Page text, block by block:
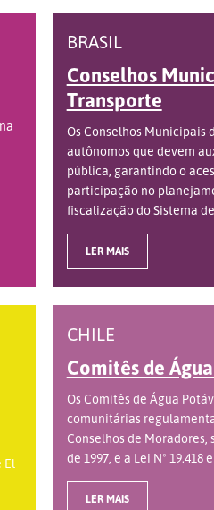
BRASIL
Conselhos
Transporte
Os Conselhos Municipais
autônomos que devem
pública, garantindo o
participação no
fiscalização do Sistema de
LER MAIS
El
CHILE
Comitês de
Os Comitês de Água
comunitárias
Conselhos de Moradores,
de 1997, e a Lei Nº 19.418 e
LER MAIS